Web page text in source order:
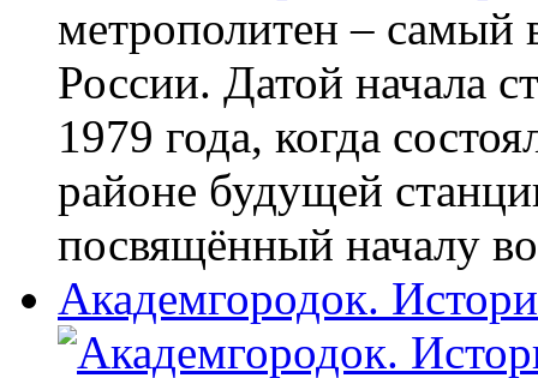
метрополитен – самый
России. Датой начала
1979 года, когда
районе будущей
посвящённый началу
Академгородок.